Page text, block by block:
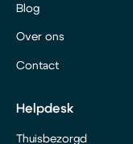
Blog
Over ons
Contact
Helpdesk
Thuisbezorgd